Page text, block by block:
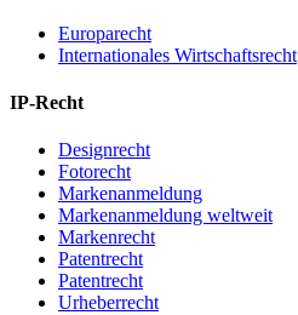
Europarecht
Internationales Wirtschaftsrecht
IP-Recht
Designrecht
Fotorecht
Markenanmeldung
Markenanmeldung weltweit
Markenrecht
Patentrecht
Patentrecht
Urheberrecht